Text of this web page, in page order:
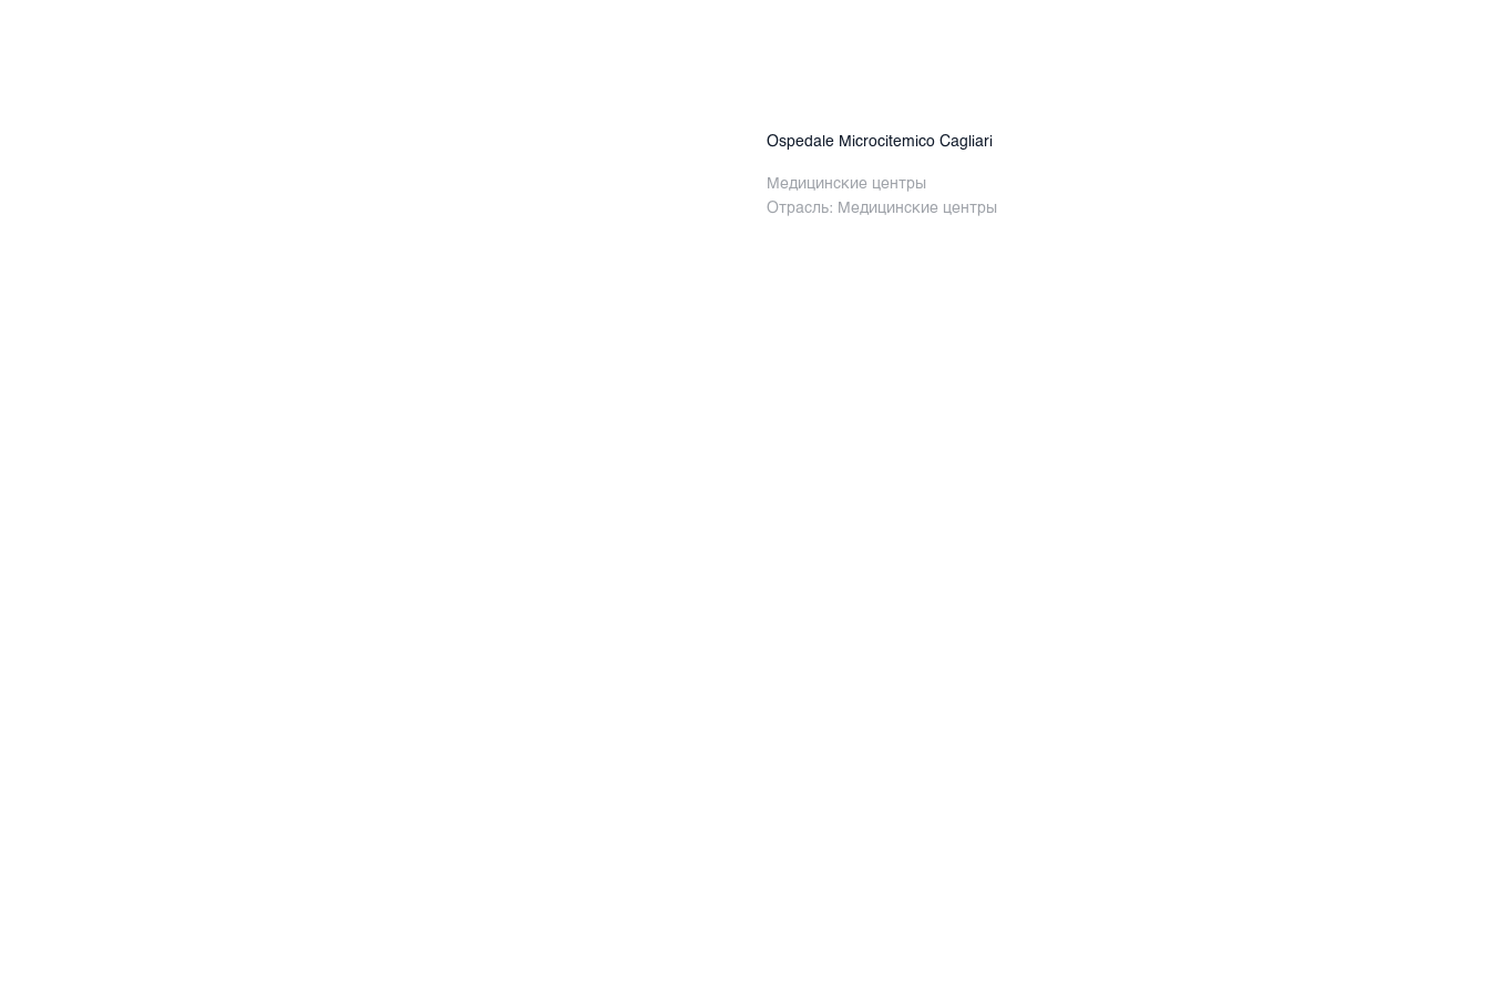
Ospedale Microcitemico Cagliari
Медицинские центры
Отрасль: Медицинские центры